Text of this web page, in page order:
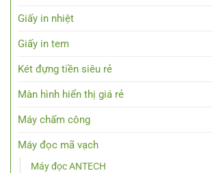
Giấy in nhiệt
Giấy in tem
Két đựng tiền siêu rẻ
Màn hình hiển thị giá rẻ
Máy chấm công
Máy đọc mã vạch
Máy đọc ANTECH